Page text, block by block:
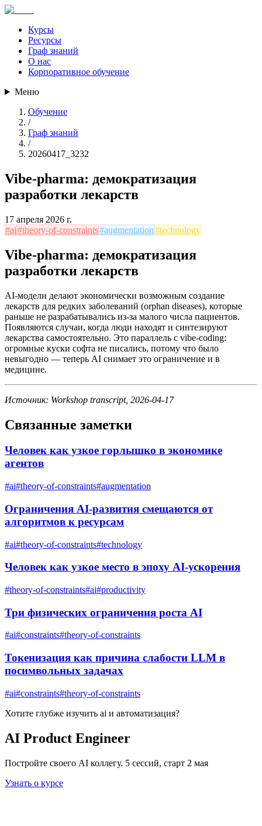
Курсы
Ресурсы
Граф знаний
О нас
Корпоративное обучение
Меню
Обучение
/
Граф знаний
/
20260417_3232
Vibe-pharma: демократизация
разработки лекарств
17 апреля 2026 г.
#ai#theory-of-constraints#augmentation#technology
Vibe-pharma: демократизация
разработки лекарств
AI-модели делают экономически возможным создание
лекарств для редких заболеваний (orphan diseases), которые
раньше не разрабатывались из-за малого числа пациентов.
Появляются случаи, когда люди находят и синтезируют
лекарства самостоятельно. Это параллель с vibe-coding:
огромные куски софта не писались, потому что было
невыгодно — теперь AI снимает это ограничение и в
медицине.
Источник: Workshop transcript, 2026-04-17
Связанные заметки
Человек как узкое горлышко в экономике
агентов
#ai#theory-of-constraints#augmentation
Ограничения AI-развития смещаются от
алгоритмов к ресурсам
#ai#theory-of-constraints#technology
Человек как узкое место в эпоху AI-ускорения
#theory-of-constraints#ai#productivity
Три физических ограничения роста AI
#ai#constraints#theory-of-constraints
Токенизация как причина слабости LLM в
посимвольных задачах
#ai#constraints#theory-of-constraints
Хотите глубже изучить ai и автоматизация?
AI Product Engineer
Постройте своего AI коллегу. 5 сессий, старт 2 мая
Узнать о курсе